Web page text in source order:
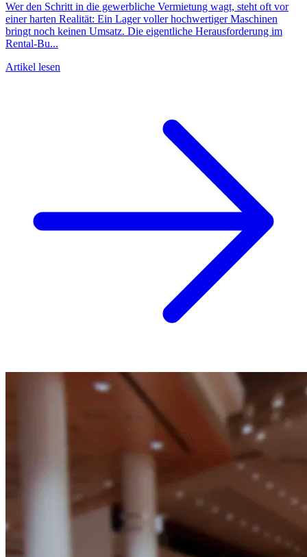
Wer den Schritt in die gewerbliche Vermietung wagt, steht oft vor
einer harten Realität: Ein Lager voller hochwertiger Maschinen
bringt noch keinen Umsatz. Die eigentliche Herausforderung im
Rental-Bu...
Artikel lesen